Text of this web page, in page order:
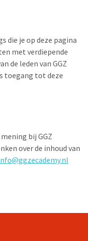
die je op deze pagina
met verdiepende
de leden van GGZ
toegang tot deze
bij GGZ
over de inhoud van